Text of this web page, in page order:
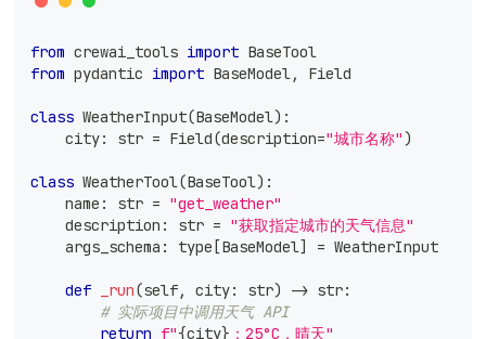
from crewai_tools import BaseTool
from pydantic import BaseModel, Field
class WeatherInput(BaseModel) :
    city
: str = Field(description="城市名称")
class WeatherTool(BaseTool) :
    name
: str = "get_weather"
    description
: str = "获取指定城市的天气信息"
    args_schema
: type [BaseModel] = WeatherInput
def _run(self, city: str) -> str:
# 实际项目中调用天气 API
return f"{city} ：25°C，晴天"